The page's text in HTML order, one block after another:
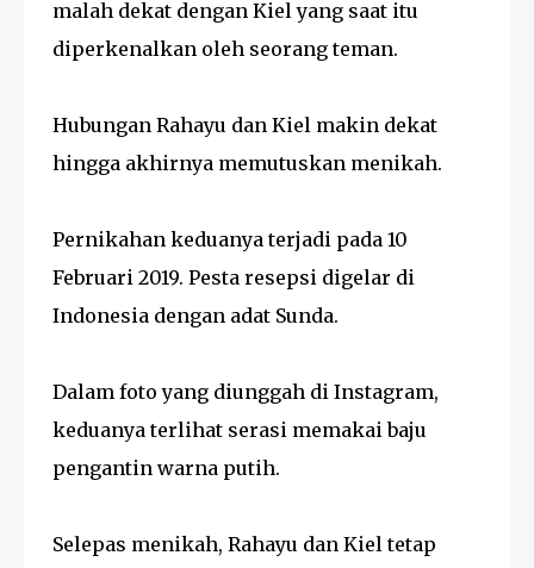
malah dekat dengan Kiel yang saat itu
diperkenalkan oleh seorang teman.
Hubungan Rahayu dan Kiel makin dekat
hingga akhirnya memutuskan menikah.
Pernikahan keduanya terjadi pada 10
Februari 2019. Pesta resepsi digelar di
Indonesia dengan adat Sunda.
Dalam foto yang diunggah di Instagram,
keduanya terlihat serasi memakai baju
pengantin warna putih.
Selepas menikah, Rahayu dan Kiel tetap